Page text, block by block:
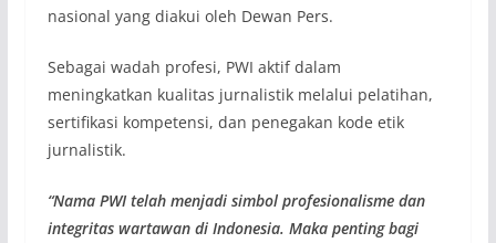
nasional yang diakui oleh Dewan Pers.
Sebagai wadah profesi, PWI aktif dalam
meningkatkan kualitas jurnalistik melalui pelatihan,
sertifikasi kompetensi, dan penegakan kode etik
jurnalistik.
“Nama PWI telah menjadi simbol profesionalisme dan
integritas wartawan di Indonesia. Maka penting bagi